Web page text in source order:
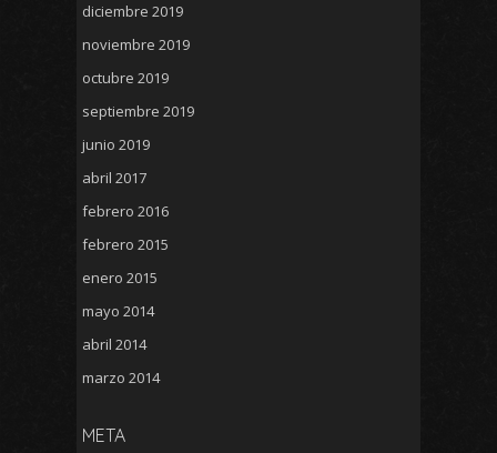
diciembre 2019
noviembre 2019
octubre 2019
septiembre 2019
junio 2019
abril 2017
febrero 2016
febrero 2015
enero 2015
mayo 2014
abril 2014
marzo 2014
META